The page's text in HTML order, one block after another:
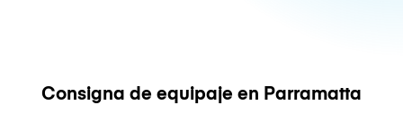
Consigna de equipaje en Parramatta